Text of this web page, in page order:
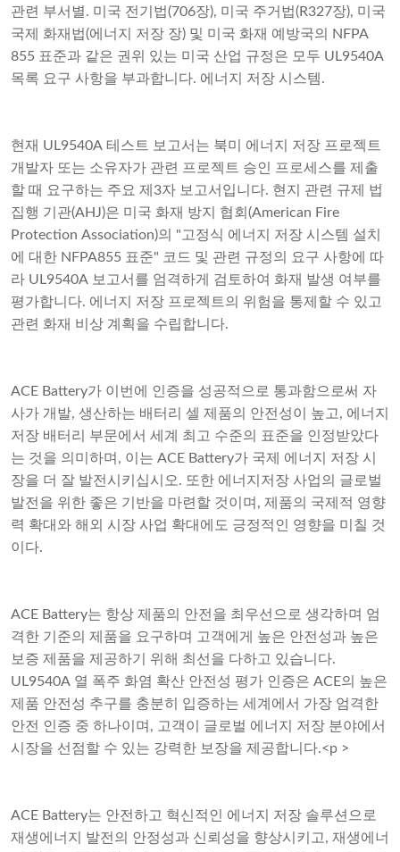
관련 부서별. 미국 전기법(706장), 미국 주거법(R327장), 미국
국제 화재법(에너지 저장 장) 및 미국 화재 예방국의 NFPA
855 표준과 같은 권위 있는 미국 산업 규정은 모두 UL9540A
목록 요구 사항을 부과합니다. 에너지 저장 시스템.
현재 UL9540A 테스트 보고서는 북미 에너지 저장 프로젝트
개발자 또는 소유자가 관련 프로젝트 승인 프로세스를 제출
할 때 요구하는 주요 제3자 보고서입니다. 현지 관련 규제 법
집행 기관(AHJ)은 미국 화재 방지 협회(American Fire
Protection Association)의 "고정식 에너지 ​​저장 시스템 설치
에 대한 NFPA855 표준" 코드 및 관련 규정의 요구 사항에 따
라 UL9540A 보고서를 엄격하게 검토하여 화재 발생 여부를
평가합니다. 에너지 저장 프로젝트의 위험을 통제할 수 있고
관련 화재 비상 계획을 수립합니다.
ACE Battery가 이번에 인증을 성공적으로 통과함으로써 자
사가 개발, 생산하는 배터리 셀 제품의 안전성이 높고, 에너지
저장 배터리 부문에서 세계 최고 수준의 표준을 인정받았다
는 것을 의미하며, 이는 ACE Battery가 국제 에너지 저장 시
장을 더 잘 발전시키십시오. 또한 에너지저장 사업의 글로벌
발전을 위한 좋은 기반을 마련할 것이며, 제품의 국제적 영향
력 확대와 해외 시장 사업 확대에도 긍정적인 영향을 미칠 것
이다.
ACE Battery는 항상 제품의 안전을 최우선으로 생각하며 엄
격한 기준의 제품을 요구하며 고객에게 높은 안전성과 높은
보증 제품을 제공하기 위해 최선을 다하고 있습니다.
UL9540A 열 폭주 화염 확산 안전성 평가 인증은 ACE의 높은
제품 안전성 추구를 충분히 입증하는 세계에서 가장 엄격한
안전 인증 중 하나이며, 고객이 글로벌 에너지 저장 분야에서
시장을 선점할 수 있는 강력한 보장을 제공합니다.<p >
ACE Battery는 안전하고 혁신적인 에너지 저장 솔루션으로
재생에너지 발전의 안정성과 신뢰성을 향상시키고, 재생에너